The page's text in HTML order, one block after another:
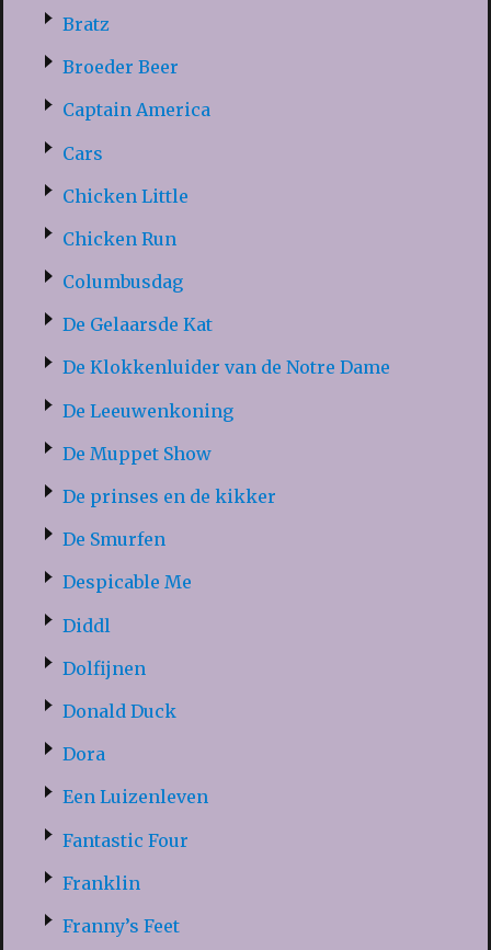
Bratz
Broeder Beer
Captain America
Cars
Chicken Little
Chicken Run
Columbusdag
De Gelaarsde Kat
De Klokkenluider van de Notre Dame
De Leeuwenkoning
De Muppet Show
De prinses en de kikker
De Smurfen
Despicable Me
Diddl
Dolfijnen
Donald Duck
Dora
Een Luizenleven
Fantastic Four
Franklin
Franny’s Feet